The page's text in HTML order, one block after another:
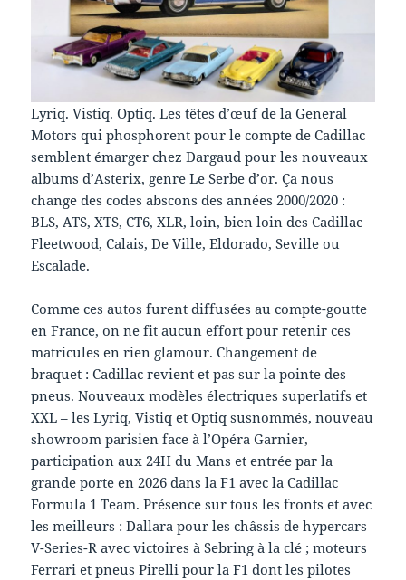
Lyriq. Vistiq. Optiq. Les têtes d’œuf de la General
Motors qui phosphorent pour le compte de Cadillac
semblent émarger chez Dargaud pour les nouveaux
albums d’Asterix, genre Le Serbe d’or. Ça nous
change des codes abscons des années 2000/2020 :
BLS, ATS, XTS, CT6, XLR, loin, bien loin des Cadillac
Fleetwood, Calais, De Ville, Eldorado, Seville ou
Escalade.
Comme ces autos furent diffusées au compte-goutte
en France, on ne fit aucun effort pour retenir ces
matricules en rien glamour. Changement de
braquet : Cadillac revient et pas sur la pointe des
pneus. Nouveaux modèles électriques superlatifs et
XXL – les Lyriq, Vistiq et Optiq susnommés, nouveau
showroom parisien face à l’Opéra Garnier,
participation aux 24H du Mans et entrée par la
grande porte en 2026 dans la F1 avec la Cadillac
Formula 1 Team. Présence sur tous les fronts et avec
les meilleurs : Dallara pour les châssis de hypercars
V-Series-R avec victoires à Sebring à la clé ; moteurs
Ferrari et pneus Pirelli pour la F1 dont les pilotes